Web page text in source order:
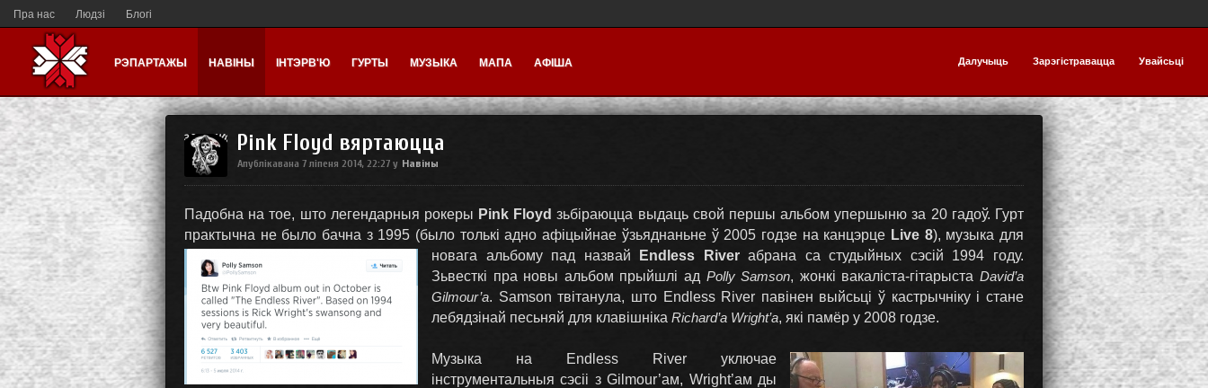
Пра нас Людзі Блогі
Далучыць Зарэгістравацца Увайсьці
РЭПАРТАЖЫ НАВІНЫ ІНТЭРВ'Ю ГУРТЫ МУЗЫКА МАПА АФІША
Pink Floyd вяртаюцца
Апублікавана 7 ліпеня 2014, 22:27 у Навіны
Падобна на тое, што легендарныя рокеры Pink Floyd зьбіраюцца выдаць свой першы альбом упершыню за 20 гадоў. Гурт
практычна не было бачна з 1995 (было толькі адно афіцыйнае ўзьяднаньне ў 2005 годзе на канцэрце Live 8), музыка для
новага альбому пад назвай
Endless Riverабрана са студыйных сэсій 1994 году.
Зьвесткі пра новы альбом прыйшлі ад Polly Samson, жонкі вакаліста-гітарыстаDavid’а
Gilmour’а. Samson твітанула, што Endless River павінен выйсьці ў кастрычніку і стане
лебядзінай песьняй для клавішніка Richard’а Wright’а, які памёр у 2008 годзе.
Музыка на Endless River уключае
інструментальныя сэсіі з Gilmour’ам, Wright’ам ды